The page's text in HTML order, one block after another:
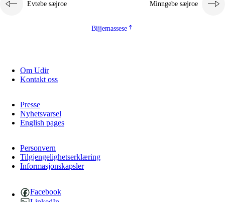
Evtebe sæjroe Minngebe sæjroe
Bijjemassese
Om Udir
Kontakt oss
Presse
Nyhetsvarsel
English pages
Personvern
Tilgjengelighetserklæring
Informasjonskapsler
Facebook